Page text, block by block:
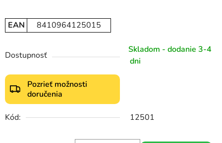
EAN 8410964125015
Dostupnosť
Skladom - dodanie 3-4
dni
Pozrieť možnosti
doručenia
Kód: 12501